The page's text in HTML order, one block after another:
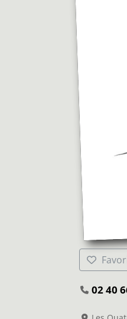
02 40